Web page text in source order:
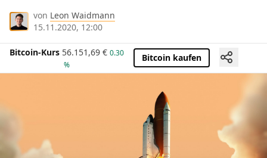
von Leon Waidmann
15.11.2020, 12:00
Bitcoin-Kurs 56.151,69 € 0.30
%
Bitcoin kaufen